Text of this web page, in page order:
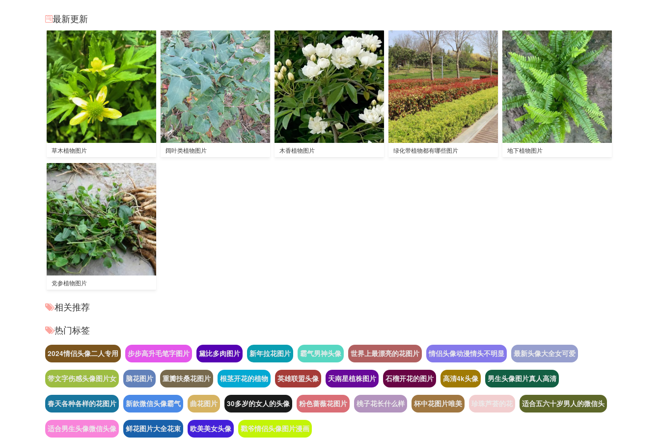
最新更新
草木植物图片 阔叶类植物图片 木香植物图片 绿化带植物都有哪些图片 地下植物图片
党参植物图片
相关推荐
热门标签
2024情侣头像二人专用 步步高升毛笔字图片 黛比多肉图片 新年拉花图片 霸气男神头像 世界上最漂亮的花图片 情侣头像动漫情头不明显 最新头像大全女可爱
带文字伤感头像图片女 脑花图片 重瓣扶桑花图片 根茎开花的植物 英雄联盟头像 天南星植株图片 石榴开花的图片 高清4k头像 男生头像图片真人高清
春天各种各样的花图片 新款微信头像霸气 曲花图片 30多岁的女人的头像 粉色蔷薇花图片 桃子花长什么样 杯中花图片唯美 珍珠芦荟的花 适合五六十岁男人的微信头
适合男生头像微信头像 鲜花图片大全花束 欧美美女头像 戳爷情侣头像图片漫画